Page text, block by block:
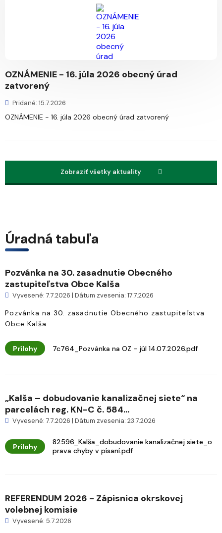
OZNÁMENIE - 16. júla 2026 obecný úrad
zatvorený
Pridané: 15.7.2026
OZNÁMENIE - 16. júla 2026 obecný úrad zatvorený
Zobraziť všetky aktuality
Úradná tabuľa
Pozvánka na 30. zasadnutie Obecného
zastupiteľstva Obce Kalša
Vyvesené: 7.7.2026 | Dátum zvesenia: 17.7.2026
Pozvánka na 30. zasadnutie Obecného zastupiteľstva
Obce Kalša
Prílohy 7c764_Pozvánka na OZ - júl 14.07.2026.pdf
„Kalša – dobudovanie kanalizačnej siete“ na
parcelách reg. KN-C č. 584...
Vyvesené: 7.7.2026 | Dátum zvesenia: 23.7.2026
Prílohy
82596_Kalša_dobudovanie kanalizačnej siete_o
prava chyby v písaní.pdf
REFERENDUM 2026 - Zápisnica okrskovej
volebnej komisie
Vyvesené: 5.7.2026